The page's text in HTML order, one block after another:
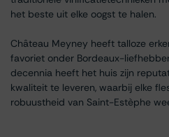
het beste uit elke oogst te halen.
Château Meyney heeft talloze
favoriet onder Bordeaux-
decennia heeft het huis zijn
kwaliteit te leveren, waarbij elke
robuustheid van Saint-Estèphe